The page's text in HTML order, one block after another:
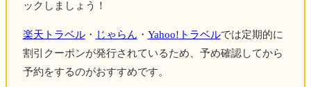
▼大阪・関西万博で実際に訪れたパビリオンのレポまとめ
合わせて読みたい
ックしましょう！
楽天トラベル・ じゃらん ・ Yahoo!トラベルでは定期的に
割引クーポンが発行されているため、予め確認してから
予約をするのがおすすめです。